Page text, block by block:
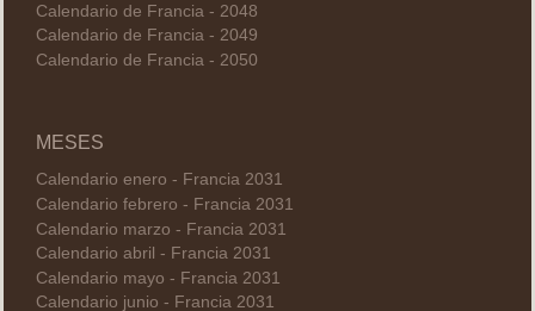
Calendario de Francia - 2048
Calendario de Francia - 2049
Calendario de Francia - 2050
MESES
Calendario enero - Francia 2031
Calendario febrero - Francia 2031
Calendario marzo - Francia 2031
Calendario abril - Francia 2031
Calendario mayo - Francia 2031
Calendario junio - Francia 2031